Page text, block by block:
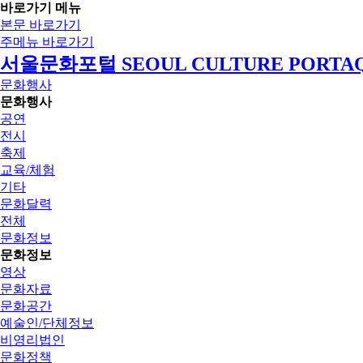
바로가기 메뉴
본문 바로가기
주메뉴 바로가기
서울문화포털 SEOUL CULTURE
문화행사
문화행사
공연
전시
축제
교육/체험
기타
문화달력
전체
문화정보
문화정보
영상
문화자료
문화공간
예술인/단체정보
비영리법인
문화정책